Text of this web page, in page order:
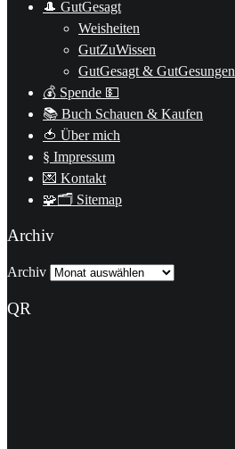
🎩 GutGesagt
Weisheiten
GutZuWissen
GutGesagt & GutGesungen
💰 Spende 💵
📚 Buch Schauen & Kaufen
🍅 Über mich
§ Impressum
💌 Kontakt
🧩🗂 Sitemap
Archiv
Archiv
QR